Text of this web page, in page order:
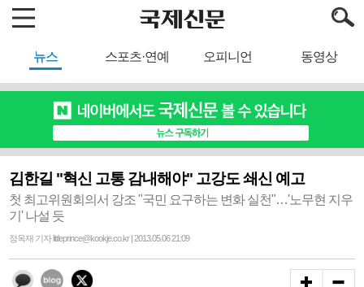
뉴스 스포츠·연예 오피니언 동영상
김한길 "혁신 고통 감내해야" 고강도 쇄신 예고
첫 최고위원회의서 강조 "국민 요구하는 변화 실천"…'노무현 지우
기' 나설 듯
정옥재 기자 littleprince@kookje.co.kr | 2013.05.06 21:09